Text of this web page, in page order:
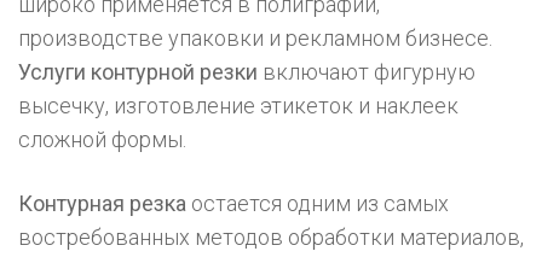
производстве упаковки и рекламном бизнесе.
Услуги контурной резки включают фигурную
высечку, изготовление этикеток и наклеек
сложной формы.
Контурная резка остается одним из самых
востребованных методов обработки материалов,